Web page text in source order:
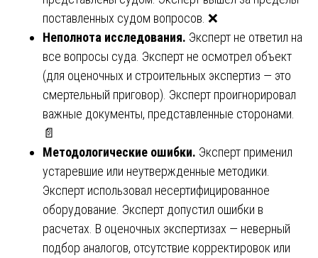
поставленных судом вопросов. ❌
Неполнота исследования. Эксперт не ответил на
все вопросы суда. Эксперт не осмотрел объект
(для оценочных и строительных экспертиз — это
смертельный приговор). Эксперт проигнорировал
важные документы, представленные сторонами.
📄
Методологические ошибки. Эксперт применил
устаревшие или неутвержденные методики.
Эксперт использовал несертифицированное
оборудование. Эксперт допустил ошибки в
расчетах. В оценочных экспертизах — неверный
подбор аналогов, отсутствие корректировок или